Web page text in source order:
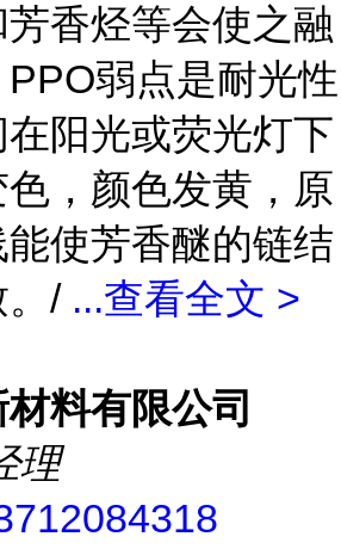
香烃等会使之融
弱点是耐光性
阳光或荧光灯下
，颜色发黄，原
使芳香醚的链结
。/ ...查看全文 >
料有限公司
理